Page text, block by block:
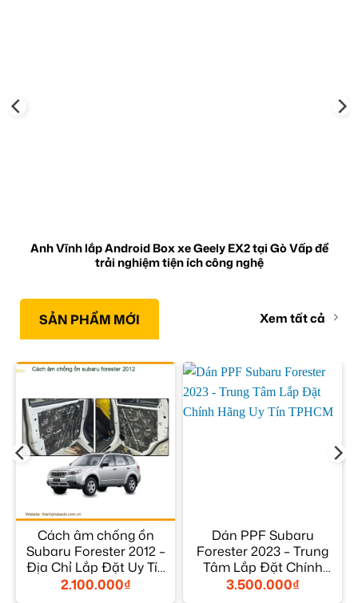
Anh Vĩnh lắp Android Box xe Geely EX2 tại Gò Vấp để
trải nghiệm tiện ích công nghệ
SẢN PHẨM MỚI Xem tất cả
Cách âm chống ồn
Subaru Forester 2012 –
Địa Chỉ Lắp Đặt Uy Tín
TPHCM
2.100.000₫
Dán PPF Subaru
Forester 2023 – Trung
Tâm Lắp Đặt Chính
Hãng Uy Tín TPHCM
3.500.000₫